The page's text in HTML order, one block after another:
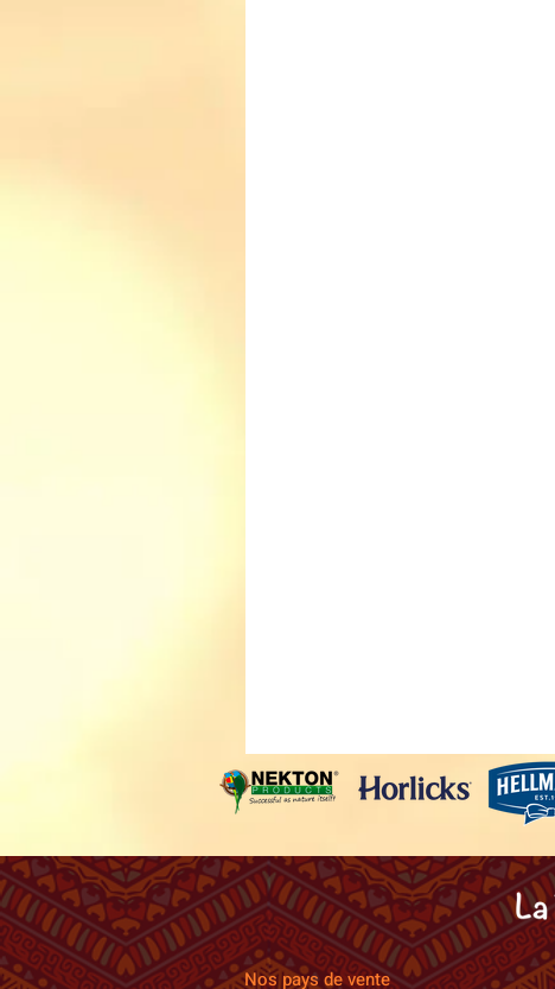
Nos pays de vente